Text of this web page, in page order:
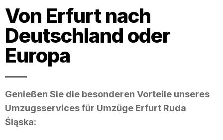
Von Erfurt nach
Deutschland oder
Europa
Genießen Sie die besonderen Vorteile unseres
Umzugsservices für Umzüge Erfurt Ruda
Śląska: